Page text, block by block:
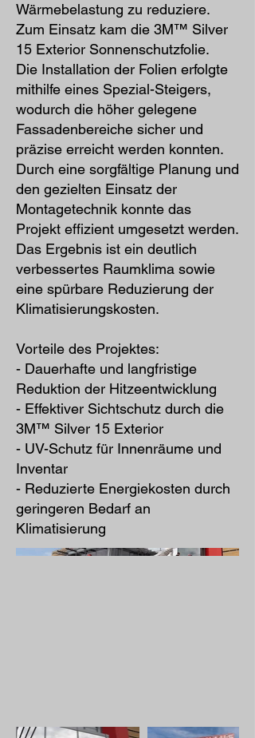
Wärmebelastung zu reduziere.
Zum Einsatz kam die 3M™ Silver
15 Exterior Sonnenschutzfolie.
Die Installation der Folien erfolgte
mithilfe eines Spezial-Steigers,
wodurch die höher gelegene
Fassadenbereiche sicher und
präzise erreicht werden konnten.
Durch eine sorgfältige Planung und
den gezielten Einsatz der
Montagetechnik konnte das
Projekt effizient umgesetzt werden.
Das Ergebnis ist ein deutlich
verbessertes Raumklima sowie
eine spürbare Reduzierung der
Klimatisierungskosten.
Vorteile des Projektes:
- Dauerhafte und langfristige
Reduktion der Hitzeentwicklung
- Effektiver Sichtschutz durch die
3M™ Silver 15 Exterior
- UV-Schutz für Innenräume und
Inventar
- Reduzierte Energiekosten durch
geringeren Bedarf an
Klimatisierung